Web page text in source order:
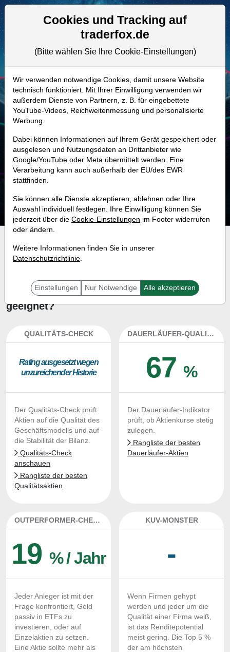
Aktien- und Artikelsuche
A0MU9Q | III/L–3i Group Aktie
Realtime-Aktienkurs:
-
-
MONKEY-TRADER INDIKATOR
17.9 %
Mit 17.9 % Wahrscheinlichkeit wird selbst der unglücklichst agierende Trader
Investment-Check:
Kaufempfehlung?
Ist die Aktie von 3i Group zum
Kaufen und Liegenlassen
geeignet?
QUALITÄTS-CHECK
Ra­ting aus­ge­setzt we­gen
un­zu­rei­chen­der His­to­rie
Der Qualitäts-Check prüft
Aktien auf die Qualität des
Geschäftsmodells und auf
die Stabilität der Bilanz.
Qualitäts-Check
anschauen
Rangliste der besten
Qualitätsaktien
DAUERLÄUFER-QUALITÄTEN
67%
Der Dauerläufer-Indikator
prüft, ob Aktienkurse stetig
zulegen.
Rangliste der besten
Dauerläufer-Aktien
OUTPERFORMER-CHECK
19 % / Jahr
Jeder Anleger ist mit der
Frage konfrontiert, Geld
passiv in ETFs zu
investieren, oder auf
Einzelaktien zu setzen.
Eine Aktie sollte mehr als
KUV-MONSTER
-
Wenn Firmen gehypt
werden und jeder um die
Qualität einer Firma weiß,
ist das Renditepotential
meist gering. Die Top 5 %
der am höchsten
Cookies und Tracking auf
traderfox.de
(Bitte wählen Sie Ihre Cookie-Einstellungen)
Wir verwenden notwendige Cookies, damit unsere Website
technisch funktioniert. Mit Ihrer Einwilligung verwenden wir
außerdem Dienste von Partnern, z. B. für eingebettete
YouTube-Videos, Reichweitenmessung und personalisierte
Werbung.
Dabei können Informationen auf Ihrem Gerät gespeichert oder
ausgelesen und Nutzungsdaten an Drittanbieter wie
Google/YouTube oder Meta übermittelt werden. Eine
Verarbeitung kann auch außerhalb der EU/des EWR
stattfinden.
Sie können alle Dienste akzeptieren, ablehnen oder Ihre
Auswahl individuell festlegen. Ihre Einwilligung können Sie
jederzeit über die Cookie-Einstellungen im Footer widerrufen
oder ändern.
Weitere Informationen finden Sie in unserer
Datenschutzrichtlinie.
Einstellungen Nur Notwendige Alle akzeptieren